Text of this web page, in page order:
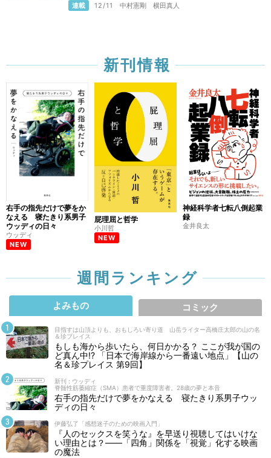
連載 12/11 中村憲剛 横田真人
新刊情報
右手の指先だけで夢をか
なえる 寝たきり系男子
ウッディの日々
ウッディ
NEW
屁理屈と哲学
小川哲
NEW
神経科学者七転八倒起業
録
金井良太
週間ランキング
よみもの コミック
目指すは山頂よりも、おもしろい寄り道 山岳ライター高橋庄太郎の山の名
＆珍プレイス
もしも海から歩いたら、何日かかる？ ここが我が国の
ど真ん中!? 「日本で海岸線から一番遠い地点」【山の
名＆珍プレイス 第9回】
新刊 : ウッディ
脊髄性筋萎縮症（SMA）患者で重度障害者。28歳の夢と本音
右手の指先だけで夢をかなえる 寝たきり系男子ウッ
ディの日々
伊藤弘了「感想迷子のための映画入門」
『人のセックスを笑うな』を早送り視聴してはいけな
い理由とは？――「四角」関係を「視覚」化する映画
の魔法